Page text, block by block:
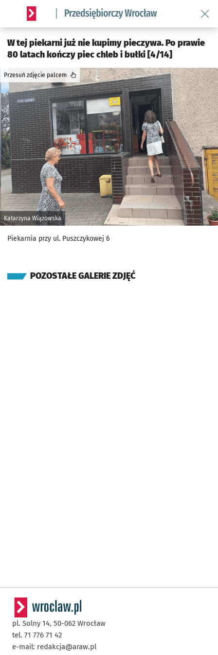
Serwis informacyjny wroclaw.pl podserwis: Strategia
W tej piekarni już nie kupimy pieczywa. Po prawie
80 latach kończy piec chleb i bułki [4/14]
Katarzyna Wiązowska
Przesuń zdjęcie palcem
Piekarnia przy ul. Puszczykowej 6
POZOSTAŁE GALERIE ZDJĘĆ
pl. Solny 14, 50-062 Wrocław
tel. 71 776 71 42
e-mail: redakcja@araw.pl